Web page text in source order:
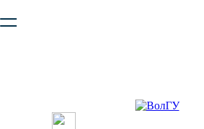
безопасную работу с сайтом. Пожалуйста